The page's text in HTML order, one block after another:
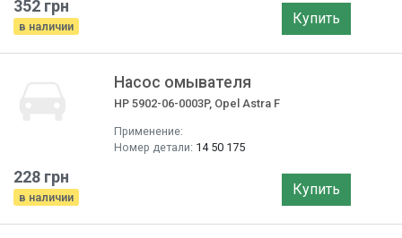
352 грн
в наличии Купить
Насос омывателя
HP 5902-06-0003P, Opel Astra F
Применение:
Номер детали: 14 50 175
228 грн
в наличии Купить